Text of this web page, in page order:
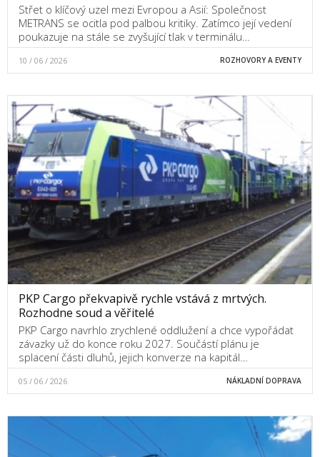
Střet o klíčový uzel mezi Evropou a Asií: Společnost
METRANS se ocitla pod palbou kritiky. Zatímco její vedení
poukazuje na stále se zvyšující tlak v terminálu…
10 / 06 / 2026 ROZHOVORY A EVENTY
PKP Cargo překvapivě rychle vstává z mrtvých.
Rozhodne soud a věřitelé
PKP Cargo navrhlo zrychlené oddlužení a chce vypořádat
závazky už do konce roku 2027. Součástí plánu je
splacení části dluhů, jejich konverze na kapitál…
05 / 06 / 2026 NÁKLADNÍ DOPRAVA